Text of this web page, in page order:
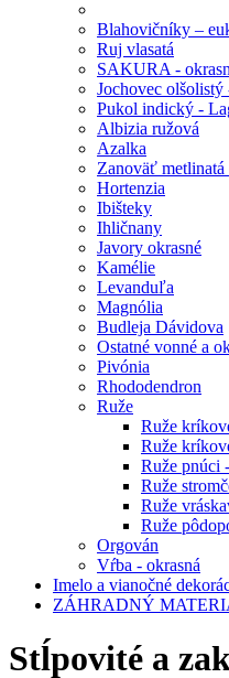
Blahovičníky –
Ruj vlasatá
SAKURA -
Jochovec
Pukol indický -
Albizia ružová
Azalka
Zanoväť metlinatá
Hortenzia
Ibišteky
Ihličnany
Javory okrasné
Kamélie
Levanduľa
Magnólia
Budleja Dávidova
Ostatné vonné a
Pivónia
Rhododendron
Ruže
Ruže
Ruže
Ruže pnúci
Ruže
Ruže
Ruže
Orgován
Vŕba - okrasná
Imelo a vianočné
ZÁHRADNÝ
Stĺpovité a